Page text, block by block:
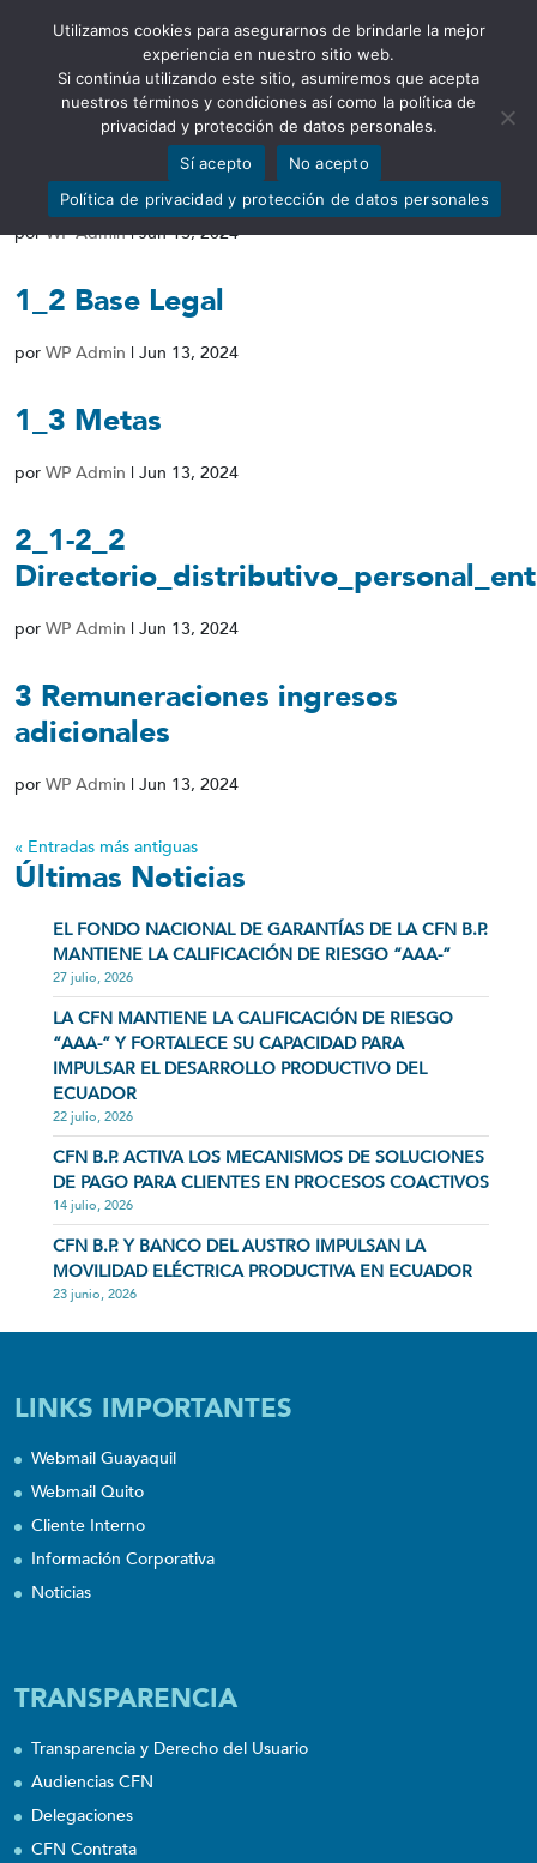
Abrir barra de herramientas
1_1_Estructura_organica
porWP Admin|Jun 13, 2024
1_2 Base Legal
por WP Admin | Jun 13, 2024
1_3 Metas
por WP Admin | Jun 13, 2024
2_1-2_2
por WP Admin | Jun 13, 2024
3 Remuneraciones ingresos
adicionales
por WP Admin | Jun 13, 2024
« Entradas más antiguas
Últimas Noticias
EL FONDO NACIONAL DE GARANTÍAS DE LA CFN B.P.
MANTIENE LA CALIFICACIÓN DE RIESGO “AAA-”
27 julio, 2026
LA CFN MANTIENE LA CALIFICACIÓN DE RIESGO
“AAA-” Y FORTALECE SU CAPACIDAD PARA
IMPULSAR EL DESARROLLO PRODUCTIVO DEL
ECUADOR
22 julio, 2026
CFN B.P. ACTIVA LOS MECANISMOS DE SOLUCIONES
DE PAGO PARA CLIENTES EN PROCESOS COACTIVOS
14 julio, 2026
CFN B.P. Y BANCO DEL AUSTRO IMPULSAN LA
MOVILIDAD ELÉCTRICA PRODUCTIVA EN ECUADOR
23 junio, 2026
LINKS IMPORTANTES
Webmail Guayaquil
Webmail Quito
Cliente Interno
Información Corporativa
Noticias
TRANSPARENCIA
Transparencia y Derecho del Usuario
Audiencias CFN
Delegaciones
CFN Contrata
Utilizamos cookies para asegurarnos de brindarle la mejor
experiencia en nuestro sitio web.
Si continúa utilizando este sitio, asumiremos que acepta
nuestros términos y condiciones así como la política de
privacidad y protección de datos personales.
Sí acepto
No acepto
Política de privacidad y protección de datos personales